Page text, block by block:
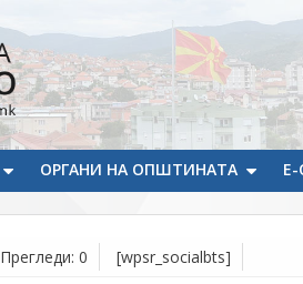
ОРГАНИ НА ОПШТИНАТА
Прегледи: 0 [wpsr_socialbts]